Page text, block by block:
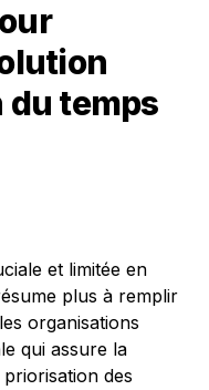
du temps
et limitée en
plus à remplir
organisations
qui assure la
des